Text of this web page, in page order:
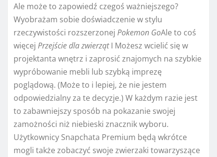
Ale może to zapowiedź czegoś ważniejszego?
Wyobrażam sobie doświadczenie w stylu
rzeczywistości rozszerzonej Pokemon GoAle to coś
więcej Przejście dla zwierzątI Możesz wcielić się w
projektanta wnętrz i zaprosić znajomych na szybkie
wypróbowanie mebli lub szybką imprezę
poglądową. (Może to i lepiej, że nie jestem
odpowiedzialny za te decyzje.) W każdym razie jest
to zabawniejszy sposób na pokazanie swojej
zamożności niż niebieski znacznik wyboru.
Użytkownicy Snapchata Premium będą wkrótce
mogli także zobaczyć swoje zwierzaki towarzyszące